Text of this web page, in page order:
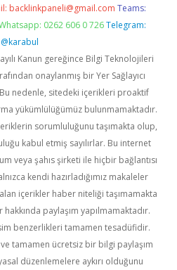
backlinkpaneli@gmail.com Teams:
0262 606 0 726 Telegram:
@karabul
Kanun gereğince Bilgi Teknolojileri
onaylanmış bir Yer Sağlayıcı
nedenle, sitedeki içerikleri proaktif
yükümlülüğümüz bulunmamaktadır.
sorumluluğunu taşımakta olup,
kabul etmiş sayılırlar. Bu internet
veya şahıs şirketi ile hiçbir bağlantısı
kendi hazırladığımız makaleler
içerikler haber niteliği taşımamakta
paylaşım yapılmamaktadır.
benzerlikleri tamamen tesadüfidir.
tamamen ücretsiz bir bilgi paylaşım
düzenlemelere aykırı olduğunu